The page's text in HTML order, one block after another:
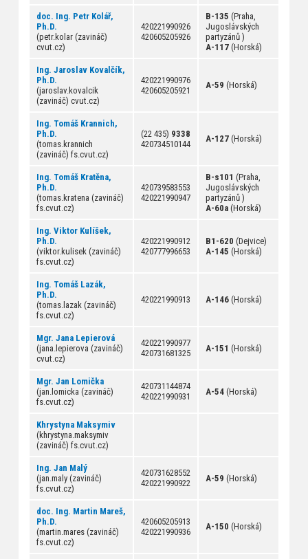
doc. Ing. Petr Kolář,
Ph.D.
(petr.kolar (zavináč)
cvut.cz)
420221990926
420605205926
B-135 (Praha,
Jugoslávských
partyzánů )
A-117(Horská)
Ing. Jaroslav Kovalčík,
Ph.D.
(jaroslav.kovalcik
(zavináč) cvut.cz)
420221990976
420605205921
A-59 (Horská)
Ing. Tomáš Krannich,
Ph.D.
(tomas.krannich
(zavináč) fs.cvut.cz)
(22 435) 9338
420734510144
A-127(Horská)
Ing. Tomáš Kratěna,
Ph.D.
(tomas.kratena (zavináč)
fs.cvut.cz)
420739583553
420221990947
B-s101 (Praha,
Jugoslávských
partyzánů )
A-60a(Horská)
Ing. Viktor Kulíšek,
Ph.D.
(viktor.kulisek (zavináč)
fs.cvut.cz)
420221990912
420777996653
B1-620 (Dejvice)
A-145 (Horská)
Ing. Tomáš Lazák,
Ph.D.
(tomas.lazak (zavináč)
fs.cvut.cz)
420221990913 A-146(Horská)
Mgr. Jana Lepierová
(jana.lepierova (zavináč)
cvut.cz)
420221990977
420731681325
A-151 (Horská)
Mgr. Jan Lomička
(jan.lomicka (zavináč)
fs.cvut.cz)
420731144874
420221990931
A-54(Horská)
Khrystyna Maksymiv
(khrystyna.maksymiv
(zavináč) fs.cvut.cz)
Ing. Jan Malý
(jan.maly (zavináč)
fs.cvut.cz)
420731628552
420221990922
A-59 (Horská)
doc. Ing. Martin Mareš,
Ph.D.
(martin.mares (zavináč)
fs.cvut.cz)
420605205913
420221990936
A-150 (Horská)